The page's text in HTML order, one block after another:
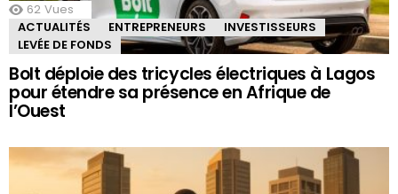
62 Vues
ACTUALITÉS
ENTREPRENEURS
INVESTISSEURS
LEVÉE DE FONDS
Bolt déploie des tricycles électriques à Lagos
pour étendre sa présence en Afrique de
l’Ouest